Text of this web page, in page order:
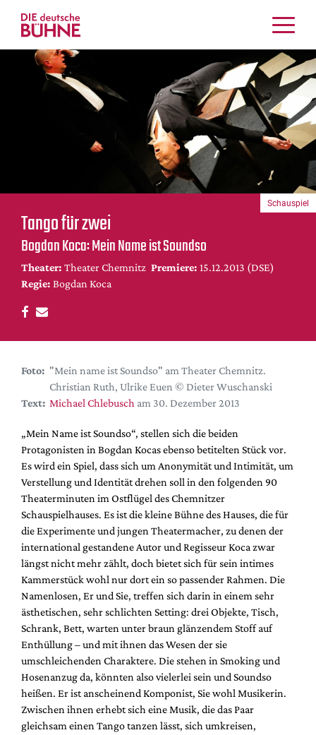
Kritiken
Schauspiel
Musiktheater
Festivals & Veranstaltungen
Menschen & Theater
Themen
Internationales
Nachrufe
DdB-map
Premierensuche
Festival-Planer
Alle Hefte
Leseproben
Podcast
Service
Shop / Abo
Newsletter
Redaktion
Autor:innen
Partner
Mediadaten
Suche
Tango für zwei
Bogdan Koca: Mein Name ist Soundso
Theater: Theater Chemnitz Premiere: 15.12.2013 (DSE)
Regie: Bogdan Koca
Schauspiel
Foto: "Mein name ist Soundso" am Theater Chemnitz.
Christian Ruth, Ulrike Euen © Dieter Wuschanski
Text: Michael Chlebusch am 30. Dezember 2013
„Mein Name ist Soundso“, stellen sich die beiden
Protagonisten in Bogdan Kocas ebenso betitelten Stück vor.
Es wird ein Spiel, dass sich um Anonymität und Intimität, um
Verstellung und Identität drehen soll in den folgenden 90
Theaterminuten im Ostflügel des Chemnitzer
Schauspielhauses. Es ist die kleine Bühne des Hauses, die für
die Experimente und jungen Theatermacher, zu denen der
international gestandene Autor und Regisseur Koca zwar
längst nicht mehr zählt, doch bietet sich für sein intimes
Kammerstück wohl nur dort ein so passender Rahmen. Die
Namenlosen, Er und Sie, treffen sich darin in einem sehr
ästhetischen, sehr schlichten Setting: drei Objekte, Tisch,
Schrank, Bett, warten unter braun glänzendem Stoff auf
Enthüllung – und mit ihnen das Wesen der sie
umschleichenden Charaktere. Die stehen in Smoking und
Hosenanzug da, könnten also vielerlei sein und Soundso
heißen. Er ist anscheinend Komponist, Sie wohl Musikerin.
Zwischen ihnen erhebt sich eine Musik, die das Paar
gleichsam einen Tango tanzen lässt, sich umkreisen,